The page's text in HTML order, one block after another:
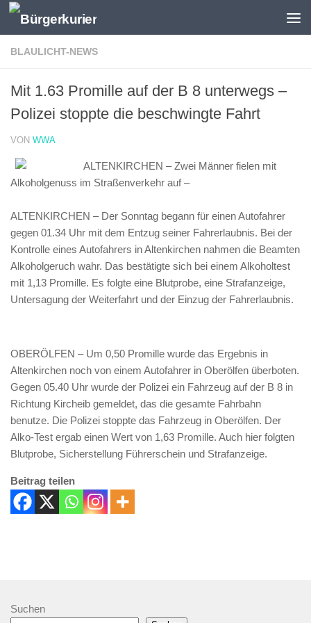
Zum Inhalt springen
BLAULICHT-NEWS
Mit 1.63 Promille auf der B 8 unterwegs –
Polizei stoppte die beschwingte Fahrt
VON WWA
ALTENKIRCHEN – Zwei Männer fielen mit
Alkoholgenuss im Straßenverkehr auf –
ALTENKIRCHEN – Der Sonntag begann für einen Autofahrer
gegen 01.34 Uhr mit dem Entzug seiner Fahrerlaubnis. Bei der
Kontrolle eines Autofahrers in Altenkirchen nahmen die Beamten
Alkoholgeruch wahr. Das bestätigte sich bei einem Alkoholtest
mit 1,13 Promille. Es folgte eine Blutprobe, eine Strafanzeige,
Untersagung der Weiterfahrt und der Einzug der Fahrerlaubnis.
OBERÖLFEN – Um 0,50 Promille wurde das Ergebnis in
Altenkirchen noch von einem Autofahrer in Oberölfen überboten.
Gegen 05.40 Uhr wurde der Polizei ein Fahrzeug auf der B 8 in
Richtung Kircheib gemeldet, das die gesamte Fahrbahn
benutze. Die Polizei stoppte das Fahrzeug in Oberölfen. Der
Alko-Test ergab einen Wert von 1,63 Promille. Auch hier folgten
Blutprobe, Sicherstellung Führerschein und Strafanzeige.
Beitrag teilen
Suchen